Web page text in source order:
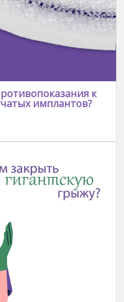
к
имплантов?